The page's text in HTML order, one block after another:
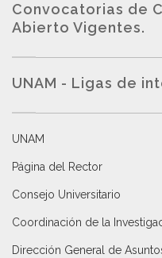
Convocatorias de
Abierto Vigentes.
UNAM - Ligas de
UNAM
Página del Rector
Consejo Universitario
Coordinación de la
Dirección General de